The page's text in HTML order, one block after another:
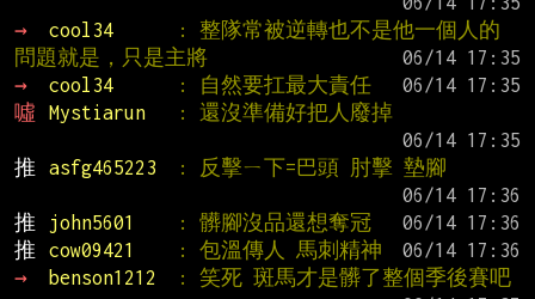
→
cool34
: 整隊常被逆轉也不是他一個人的
問題就是，只是主將
→
cool34 : 自然要扛最大責任
噓
Mystiarun
: 還沒準備好把人廢掉
推
asfg465223
: 反擊ㄧ下=巴頭 肘擊 墊腳
推
john5601 : 髒腳沒品還想奪冠
推
cow09421 : 包溫傳人 馬刺精神
→
benson1212
: 笑死 斑馬才是髒了整個季後賽吧